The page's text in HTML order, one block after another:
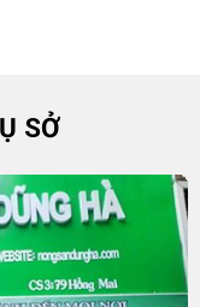
SỞ